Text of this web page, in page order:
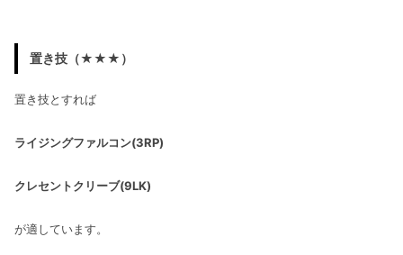
置き技（★★★）
置き技とすれば
ライジングファルコン(3RP)
クレセントクリーブ(9LK)
が適しています。